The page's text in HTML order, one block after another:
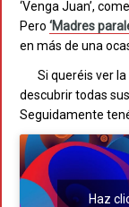
‘Venga Juan’,
Pero ‘Madres
en más de una
Si queréis ver
descubrir todas
Seguidamente
Haz